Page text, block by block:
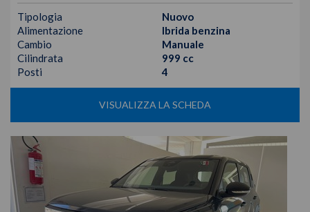
Tipologia
Nuovo
Alimentazione
Ibrida benzina
Cambio
Manuale
Cilindrata
999 cc
Posti
4
VISUALIZZA LA SCHEDA